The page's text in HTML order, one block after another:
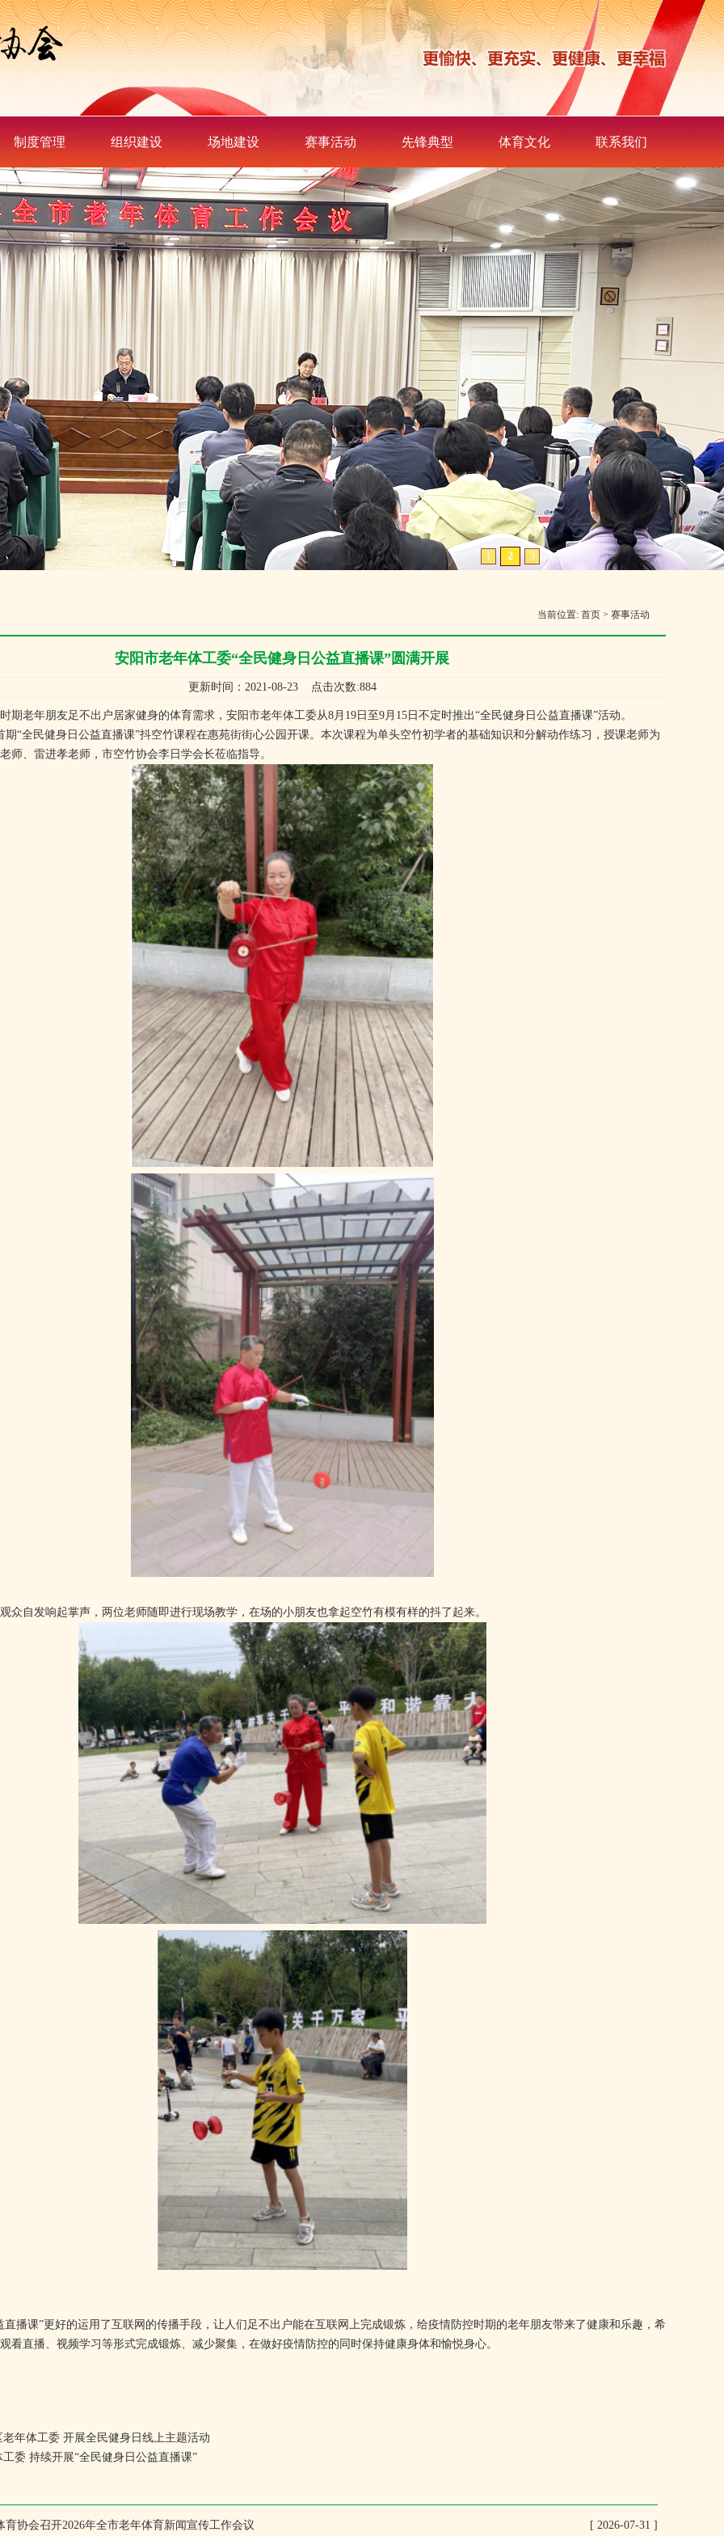
制度管理 组织建设 场地建设 赛事活动 先锋典型 体育文化 联系我们
1 2 3
当前位置: 首页 > 赛事活动
安阳市老年体工委“全民健身日公益直播课”圆满开展
更新时间：2021-08-23 点击次数:884
老年朋友足不出户居家健身的体育需求，安阳市老年体工委从8月19日至9月15日不定时推出“全民健身日公益直播课”活动。
全民健身日公益直播课”抖空竹课程在惠苑街街心公园开课。本次课程为单头空竹初学者的基础知识和分解动作练习，授课老师为
师、雷进孝老师，市空竹协会李日学会长莅临指导。
自发响起掌声，两位老师随即进行现场教学，在场的小朋友也拿起空竹有模有样的抖了起来。
课”更好的运用了互联网的传播手段，让人们足不出户能在互联网上完成锻炼，给疫情防控时期的老年朋友带来了健康和乐趣，希
看直播、视频学习等形式完成锻炼、减少聚集，在做好疫情防控的同时保持健康身体和愉悦身心。
年体工委 开展全民健身日线上主题活动
委 持续开展“全民健身日公益直播课”
[ 2026-07-31 ]
育协会召开2026年全市老年体育新闻宣传工作会议